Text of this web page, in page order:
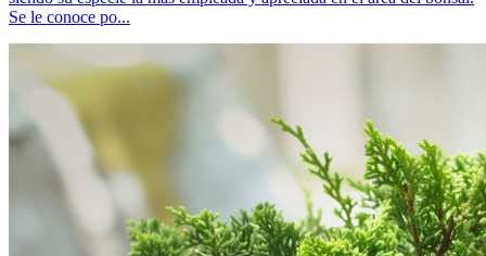
Se le conoce po...